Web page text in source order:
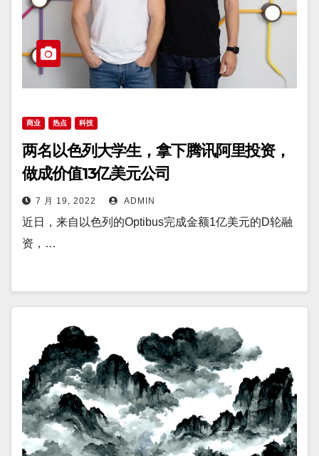
商业 热点 科技
两名以色列大学生，拿下腾讯阿里投资，
做成价值13亿美元公司
7 月 19, 2022 ADMIN
近日，来自以色列的Optibus完成金额1亿美元的D轮融
资，…